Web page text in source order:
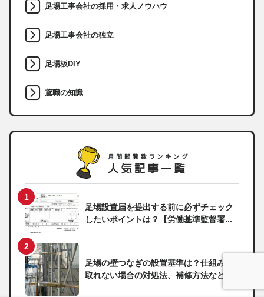
足場工事会社の採用・求人ノウハウ
足場工事会社の独立
足場板DIY
鳶職の知識
足場設置届を提出する前に必ずチェック
したいポイントは？【労働基準監督署...
足場の壁つなぎの設置基準は？仕組みや
取れない場合の対処法、補修方法など...